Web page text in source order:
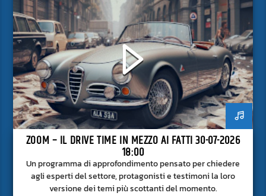
ZOOM – IL DRIVE TIME IN MEZZO AI FATTI 30-07-2026
18:00
Un programma di approfondimento pensato per chiedere
agli esperti del settore, protagonisti e testimoni la loro
versione dei temi più scottanti del momento.